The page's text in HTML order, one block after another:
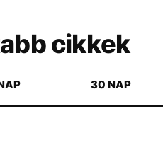
cikkek
30 NAP